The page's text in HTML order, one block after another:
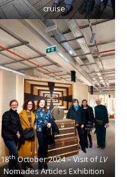
cruise
18thOctober 2024 – Visit ofLV
Nomades Articles Exhibition